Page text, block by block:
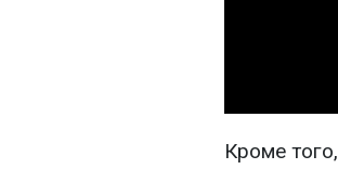
Кроме того,